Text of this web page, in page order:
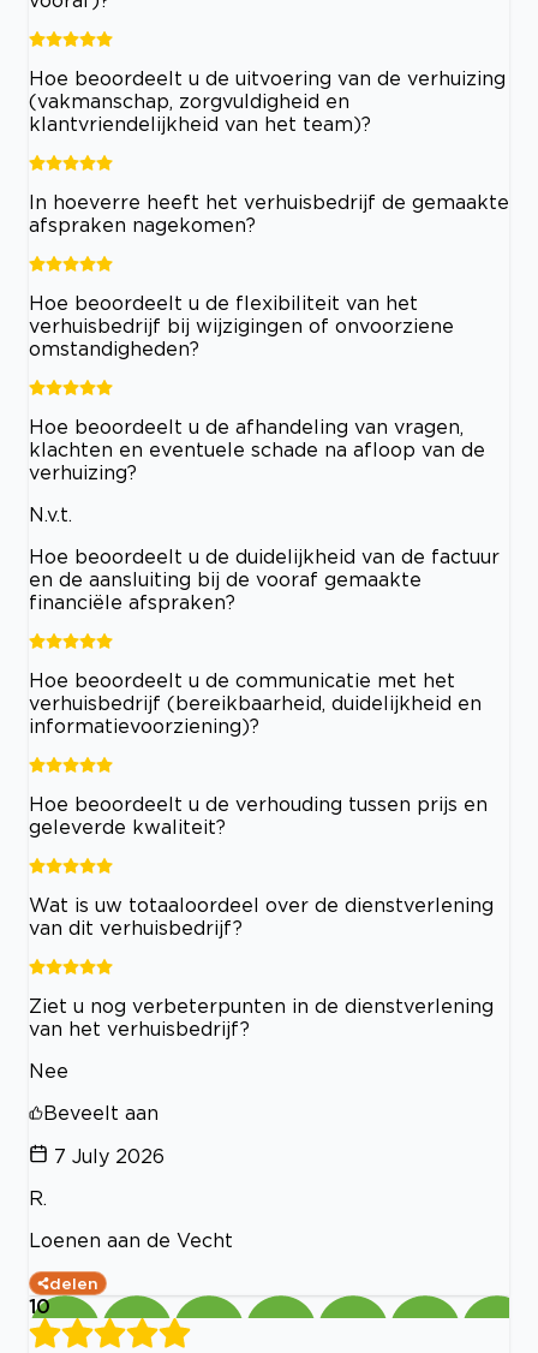
Hoe beoordeelt u de uitvoering van de verhuizing
(vakmanschap, zorgvuldigheid en
klantvriendelijkheid van het team)?
In hoeverre heeft het verhuisbedrijf de gemaakte
afspraken nagekomen?
Hoe beoordeelt u de flexibiliteit van het
verhuisbedrijf bij wijzigingen of onvoorziene
omstandigheden?
Hoe beoordeelt u de afhandeling van vragen,
klachten en eventuele schade na afloop van de
verhuizing?
N.v.t.
Hoe beoordeelt u de duidelijkheid van de factuur
en de aansluiting bij de vooraf gemaakte
financiële afspraken?
Hoe beoordeelt u de communicatie met het
verhuisbedrijf (bereikbaarheid, duidelijkheid en
informatievoorziening)?
Hoe beoordeelt u de verhouding tussen prijs en
geleverde kwaliteit?
Wat is uw totaaloordeel over de dienstverlening
van dit verhuisbedrijf?
Ziet u nog verbeterpunten in de dienstverlening
van het verhuisbedrijf?
Nee
Beveelt aan
7 July 2026
R.
Loenen aan de Vecht
delen
10